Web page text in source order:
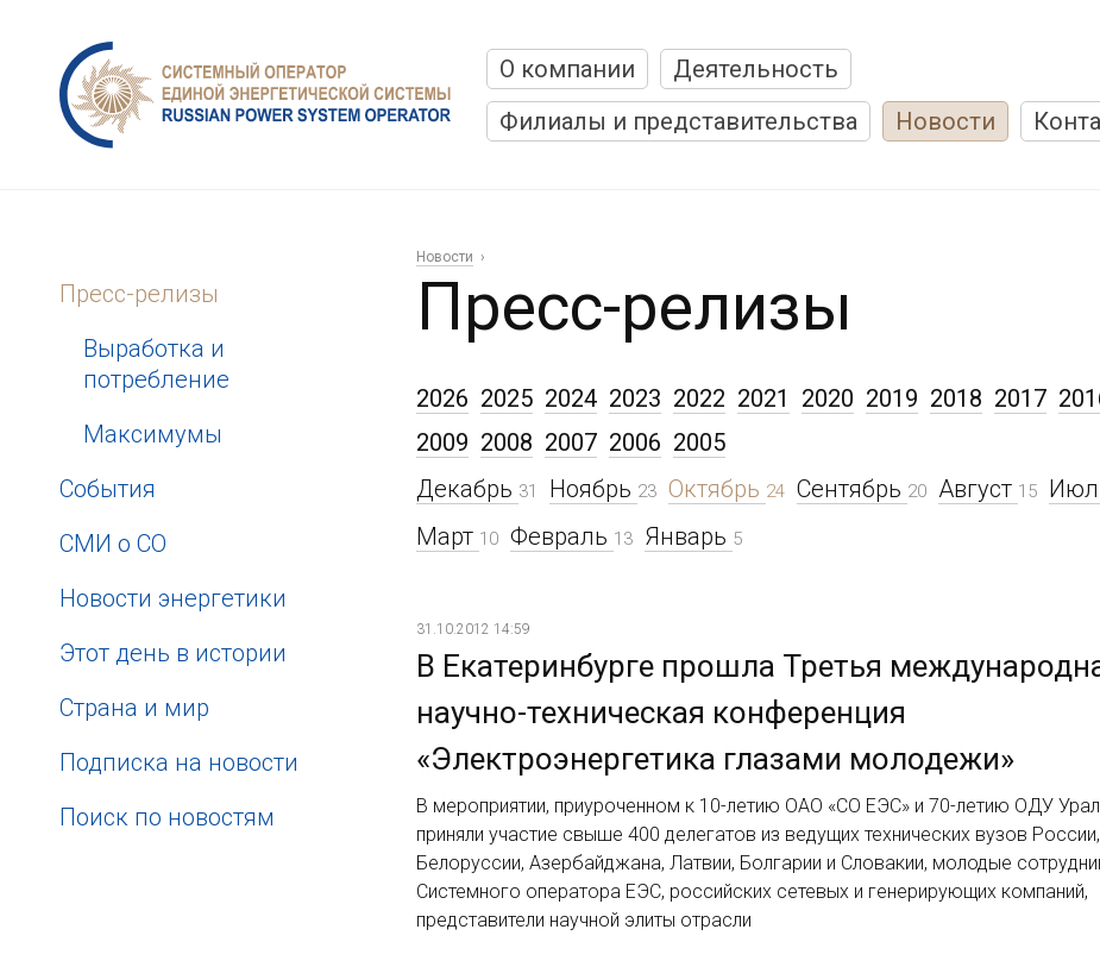
О компании
Деятельность
Филиалы и представительства
Новости
Пресс-релизы
Выработка и
потребление
Максимумы
События
СМИ о СО
Новости энергетики
Этот день в истории
Страна и мир
Подписка на новости
Поиск по новостям
Новости
Пресс-релизы
2026 2025 2024 2023 2022 2021 2020 2019 2018 2017
Декабрь 31 Ноябрь 23 Октябрь 24 Сентябрь 20 Август 15
Март 10 Февраль 13 Январь 5
2009 2008 2007 2006 2005
31.10.2012 14:59
В Екатеринбурге прошла Третья
научно-техническая конференция
«Электроэнергетика глазами молодежи»
В мероприятии, приуроченном к 10-летию ОАО «СО ЕЭС» и 70-летию ОДУ
приняли участие свыше 400 делегатов из ведущих технических вузов
Белоруссии, Азербайджана, Латвии, Болгарии и Словакии, молодые
Системного оператора ЕЭС, российских сетевых и генерирующих компаний,
представители научной элиты отрасли